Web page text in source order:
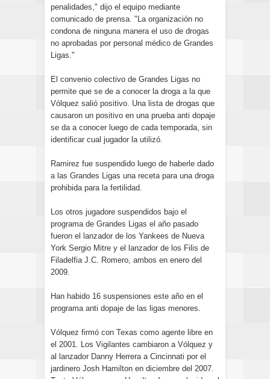
penalidades," dijo el equipo mediante
comunicado de prensa. "La organización no
condona de ninguna manera el uso de drogas
no aprobadas por personal médico de Grandes
Ligas."
El convenio colectivo de Grandes Ligas no
permite que se de a conocer la droga a la que
Vólquez salió positivo. Una lista de drogas que
causaron un positivo en una prueba anti dopaje
se da a conocer luego de cada temporada, sin
identificar cual jugador la utilizó.
Ramirez fue suspendido luego de haberle dado
a las Grandes Ligas una receta para una droga
prohibida para la fertilidad.
Los otros jugadore suspendidos bajo el
programa de Grandes Ligas el año pasado
fueron el lanzador de los Yankees de Nueva
York Sergio Mitre y el lanzador de los Filis de
Filadelfia J.C. Romero, ambos en enero del
2009.
Han habido 16 suspensiones este año en el
programa anti dopaje de las ligas menores.
Vólquez firmó con Texas como agente libre en
el 2001. Los Vigilantes cambiaron a Vólquez y
al lanzador Danny Herrera a Cincinnati por el
jardinero Josh Hamilton en diciembre del 2007.